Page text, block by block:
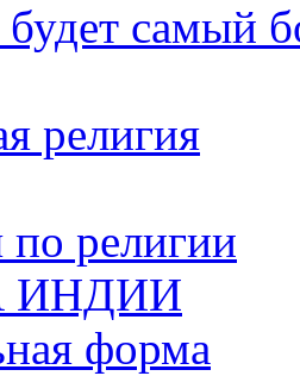
самый
религия
религии
ИНДИИ
форма